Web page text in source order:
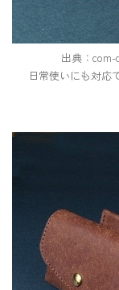
出典：
日常使いにも対応